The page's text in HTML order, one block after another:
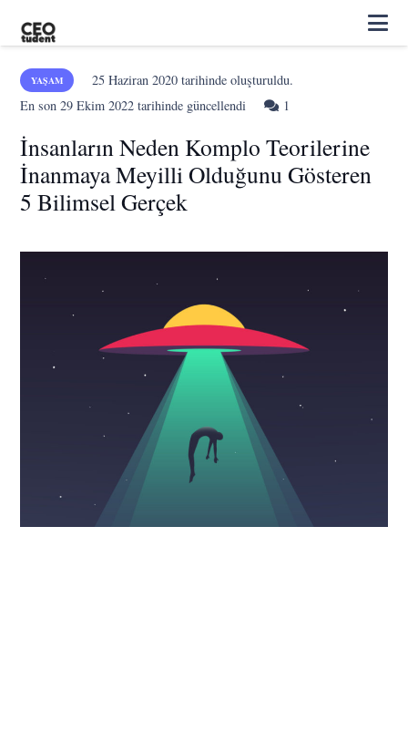
YAŞAM 25 Haziran 2020tarihinde oluşturuldu.
En son29 Ekim 2022 tarihinde güncellendi 1
İnsanların Neden Komplo Teorilerine
İnanmaya Meyilli Olduğunu Gösteren
5 Bilimsel Gerçek